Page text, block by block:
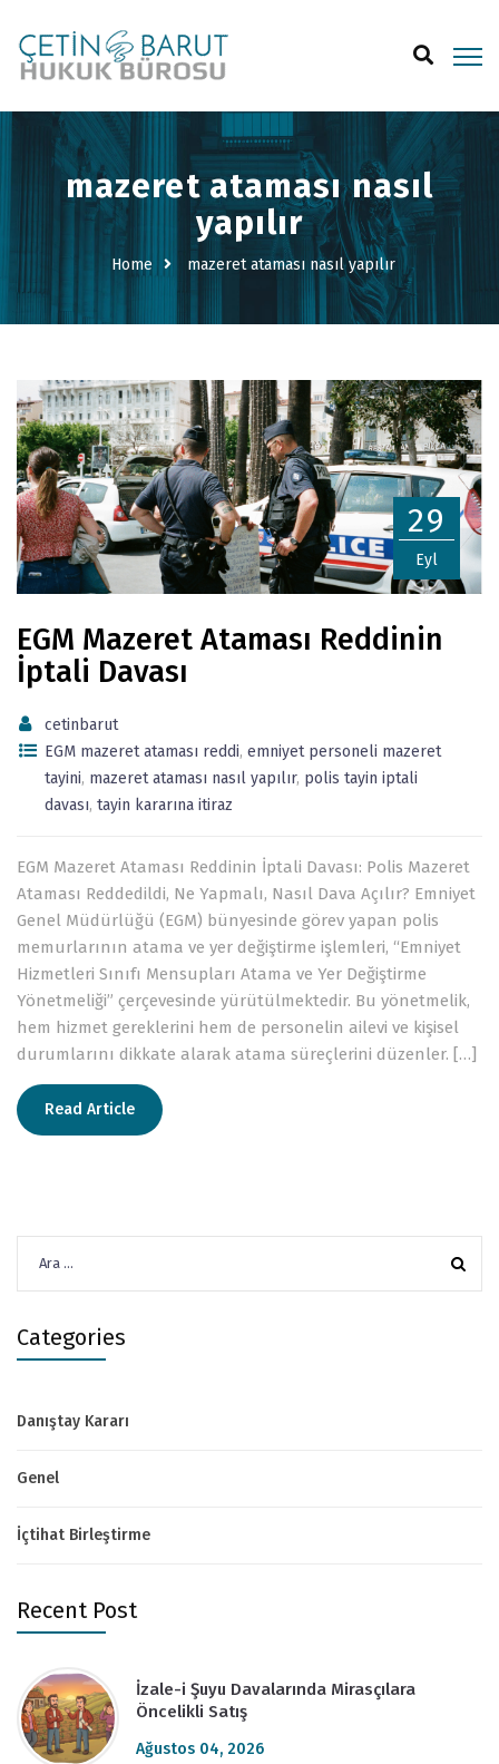
mazeret ataması nasıl
yapılır
Home mazeret ataması nasıl yapılır
29
Eyl
EGM Mazeret Ataması Reddinin
İptali Davası
cetinbarut
EGM mazeret ataması reddi, emniyet personeli mazeret
tayini, mazeret ataması nasıl yapılır, polis tayin iptali
davası, tayin kararına itiraz
EGM Mazeret Ataması Reddinin İptali Davası: Polis Mazeret
Ataması Reddedildi, Ne Yapmalı, Nasıl Dava Açılır? Emniyet
Genel Müdürlüğü (EGM) bünyesinde görev yapan polis
memurlarının atama ve yer değiştirme işlemleri, “Emniyet
Hizmetleri Sınıfı Mensupları Atama ve Yer Değiştirme
Yönetmeliği” çerçevesinde yürütülmektedir. Bu yönetmelik,
hem hizmet gereklerini hem de personelin ailevi ve kişisel
durumlarını dikkate alarak atama süreçlerini düzenler. […]
Read Article
Categories
Danıştay Kararı
Genel
İçtihat Birleştirme
Recent Post
İzale-i Şuyu Davalarında Mirasçılara
Öncelikli Satış
Ağustos 04, 2026